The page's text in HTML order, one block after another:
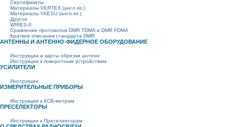
Сертификаты
Материалы VERTEX (англ.яз.)
Материалы YAESU (англ.яз.)
Другое
WIRES-II
Сравнение протоколов DMR TDMA и DMR FDMA
Краткое описания стандарта DMR
АНТЕННЫ И АНТЕННО-ФИДЕРНОЕ ОБОРУДОВАНИЕ
Инструкции и карты обрезки антенн
Инструкции к поворотным устройствам
УСИЛИТЕЛИ
Инструкции
ИЗМЕРИТЕЛЬНЫЕ ПРИБОРЫ
Инструкции к КСВ-метрам
ПРЕСЕЛЕКТОРЫ
Инструкции к Преселекторам